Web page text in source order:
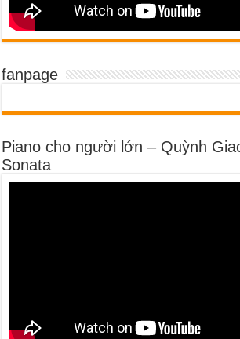
fanpage
Piano cho người lớn – Quỳnh
Sonata